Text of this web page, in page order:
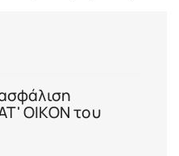
ΟΙΚΟΝ του